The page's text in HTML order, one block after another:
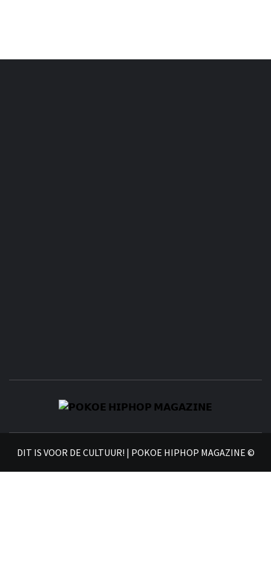
DIT IS VOOR DE CULTUUR! | POKOE HIPHOP MAGAZINE ©